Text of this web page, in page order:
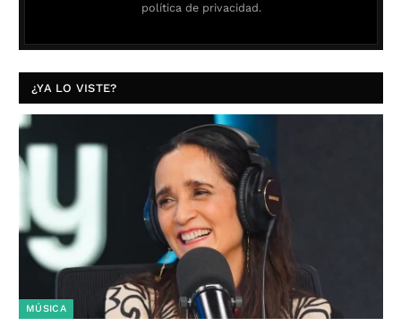
política de privacidad.
¿YA LO VISTE?
MÚSICA